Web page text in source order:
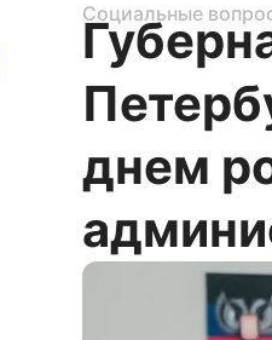
Социальные
днем